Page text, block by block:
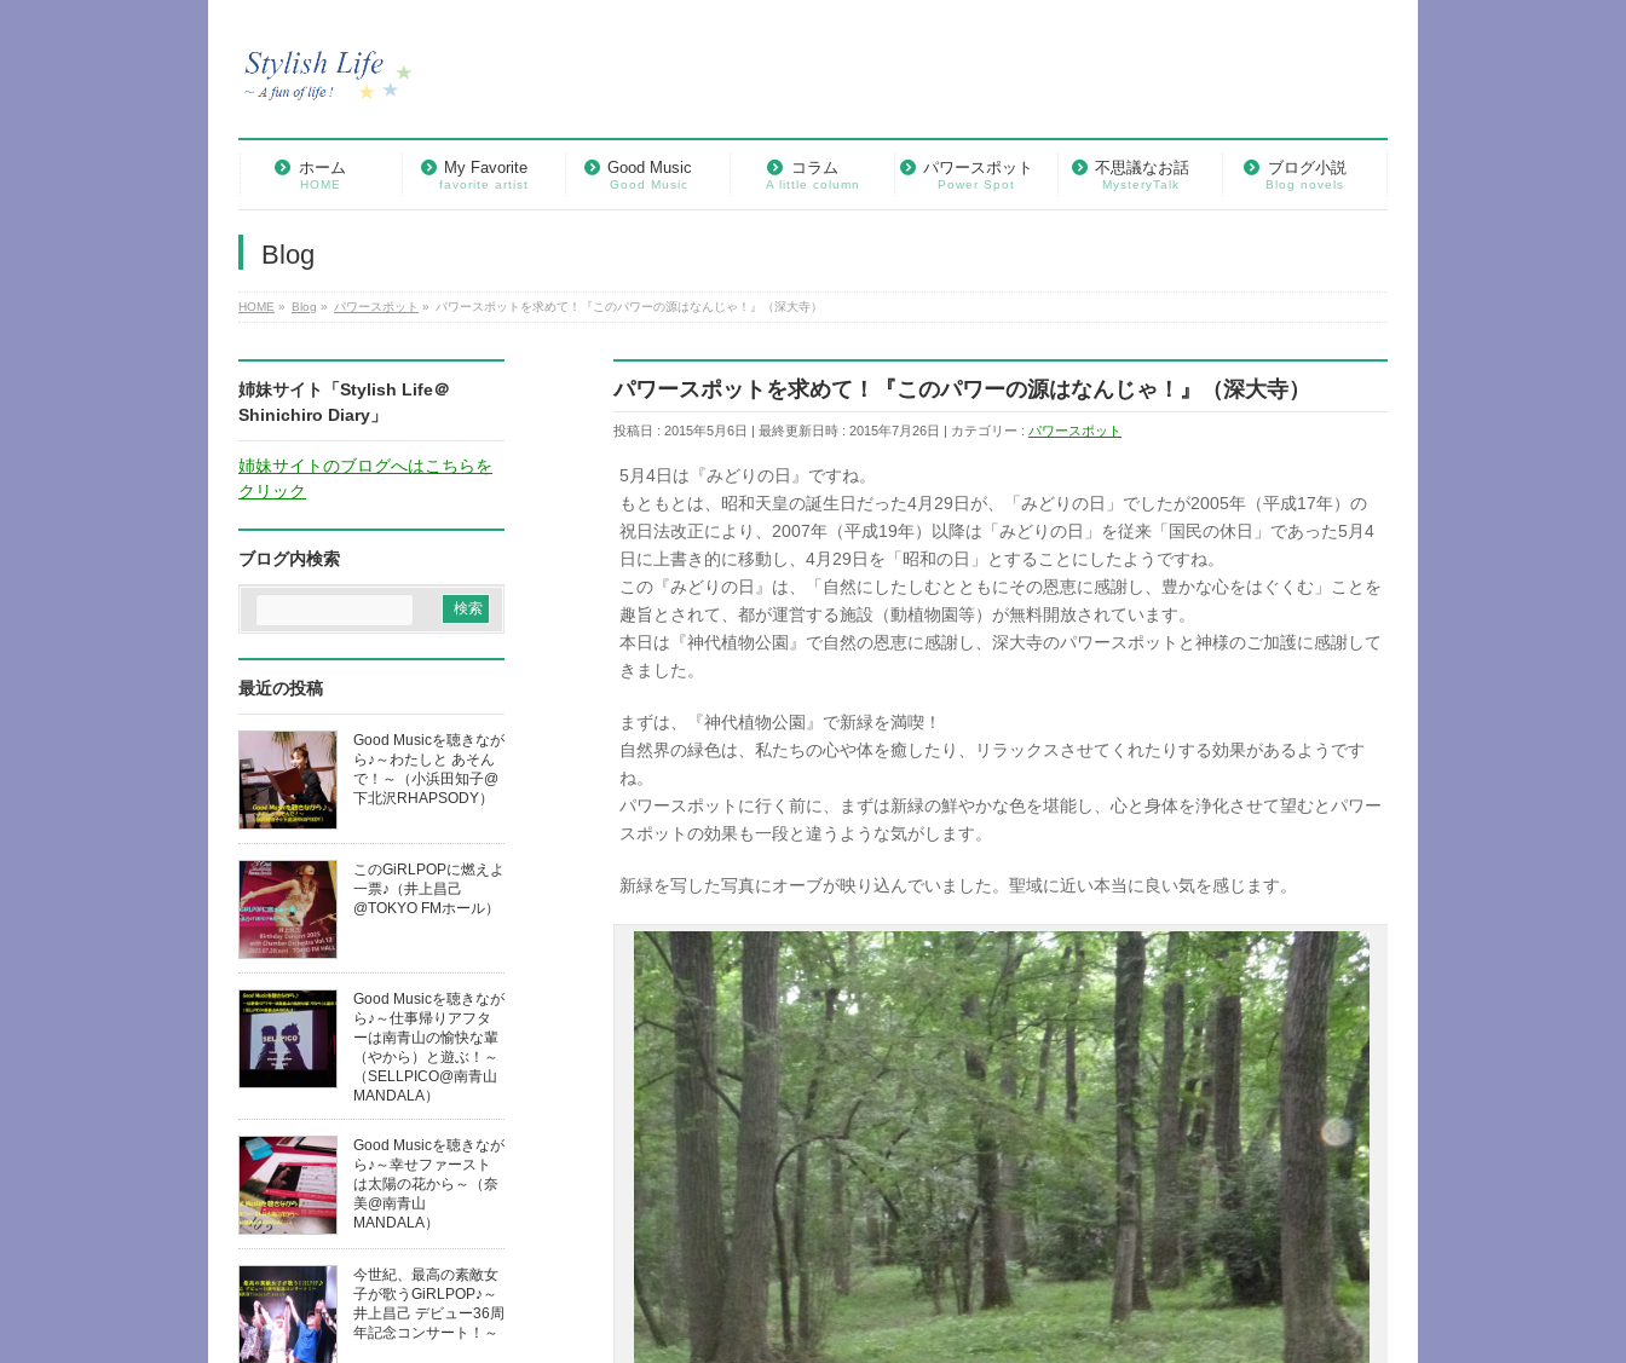
ホーム
HOME
My Favorite
favorite artist
Good Music
Good Music
コラム
A little column
パワースポット
Power Spot
不思議なお話
MysteryTalk
ブログ小説
Blog novels
Blog
HOME » Blog » パワースポット » パワースポットを求めて！『このパワーの源はなんじゃ！』（深大寺）
パワースポットを求めて！『このパワーの源はなんじゃ！』（深大寺）
投稿日 : 2015年5月6日 最終更新日時 : 2015年7月26日 カテゴリー : パワースポット
5月4日は『みどりの日』ですね。
もともとは、昭和天皇の誕生日だった4月29日が、「みどりの日」でしたが2005年（平成17年）の
祝日法改正により、2007年（平成19年）以降は「みどりの日」を従来「国民の休日」であった5月4
日に上書き的に移動し、4月29日を「昭和の日」とすることにしたようですね。
この『みどりの日』は、「自然にしたしむとともにその恩恵に感謝し、豊かな心をはぐくむ」ことを
趣旨とされて、都が運営する施設（動植物園等）が無料開放されています。
本日は『神代植物公園』で自然の恩恵に感謝し、深大寺のパワースポットと神様のご加護に感謝して
きました。
まずは、『神代植物公園』で新緑を満喫！
自然界の緑色は、私たちの心や体を癒したり、リラックスさせてくれたりする効果があるようです
ね。
パワースポットに行く前に、まずは新緑の鮮やかな色を堪能し、心と身体を浄化させて望むとパワー
スポットの効果も一段と違うような気がします。
新緑を写した写真にオーブが映り込んでいました。聖域に近い本当に良い気を感じます。
姉妹サイト「Stylish Life＠
Shinichiro Diary」
姉妹サイトのブログへはこちらを
クリック
ブログ内検索
最近の投稿
Good Musicを聴きなが
ら♪～わたしと あそん
で！～（小浜田知子@
下北沢RHAPSODY）
このGiRLPOPに燃えよ
一票♪（井上昌己
@TOKYO FMホール）
Good Musicを聴きなが
ら♪～仕事帰りアフタ
ーは南青山の愉快な輩
（やから）と遊ぶ！～
（SELLPICO@南青山
MANDALA）
Good Musicを聴きなが
ら♪～幸せファースト
は太陽の花から～（奈
美@南青山
MANDALA）
今世紀、最高の素敵女
子が歌うGiRLPOP♪～
井上昌己 デビュー36周
年記念コンサート！～